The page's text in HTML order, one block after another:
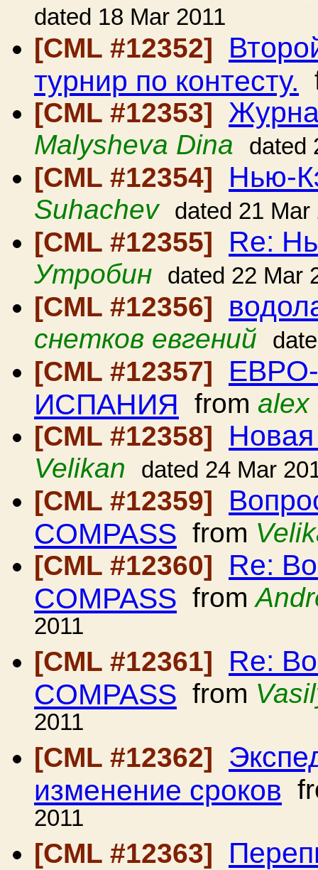
dated 18 Mar 2011
[CML #12352]
турнир по контесту.
[CML #12353]
Malysheva Dina dated
[CML #12354] Нью-
Suhachev dated 21 Mar
[CML #12355] Re:
Утробин dated 22 Mar
[CML #12356]
снетков евгений
[CML #12357]
ИСПАНИЯ from alex
[CML #12358]
Velikan dated 24 Mar
[CML #12359]
COMPASS from
[CML #12360]
Re:
COMPASS from
2011
[CML #12361]
Re:
COMPASS from
2011
[CML #12362]
изменение сроков
2011
[CML #12363]